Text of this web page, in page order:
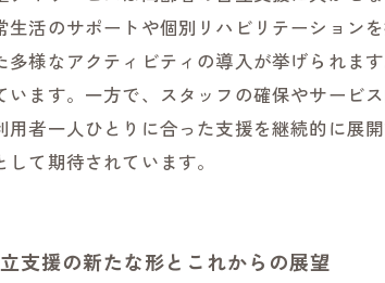
活のサポートや個別リハビリテーション
様なアクティビティの導入が挙げられま
います。一方で、スタッフの確保やサー
者一人ひとりに合った支援を継続的に展
て期待されています。
支援の新たな形とこれからの展望